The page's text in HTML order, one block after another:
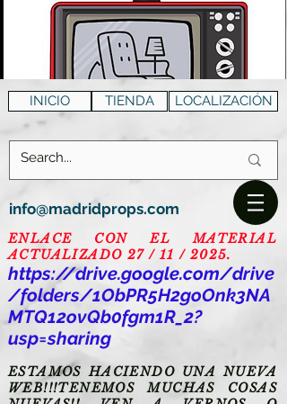
INICIO TIENDA LOCALIZACIÓN
info@madridprops.com
ENLACE CON EL MATERIAL
ACTUALIZADO 27 / 11 / 2025.
https://drive.google.com/drive
/folders/1ObPR5H2goOnk3NA
MTQ12ovQb0fgm1R_2?
usp=sharing
ESTAMOS HACIENDO UNA NUEVA
WEB!!!TENEMOS MUCHAS COSAS